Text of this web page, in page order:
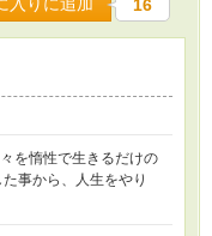
入りに追加 16
を惰性で生きるだけの
事から、人生をやり